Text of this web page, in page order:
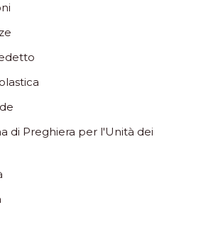
di Preghiera per l'Unità dei